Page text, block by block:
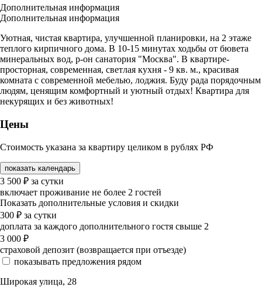
Дополнительная информация
Дополнительная информация
Уютная, чистая квартира, улучшенной планировки, на 2 этаже
теплого кирпичного дома. В 10-15 минутах ходьбы от бювета
минеральных вод, р-он санатория "Москва". В квартире-
просторная, современная, светлая кухня - 9 кв. м., красивая
комната с современной мебелью, лоджия. Буду рада порядочным
людям, ценящим комфортный и уютный отдых! Квартира для
некурящих и без животных!
Цены
Стоимость указана за квартиру целиком в рублях РФ
показать календарь
3 500 ₽ за сутки
включает проживание не более 2 гостей
Показать дополнительные условия и скидки
300 ₽ за сутки
доплата за каждого дополнительного гостя свыше 2
3 000 ₽
страховой депозит (возвращается при отъезде)
показывать предложения рядом
Широкая улица, 28